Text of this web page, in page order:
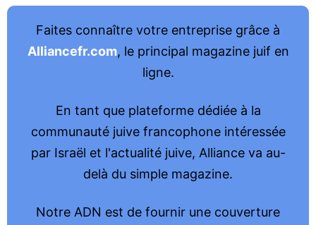
Faites connaître votre entreprise grâce à
Alliancefr.com, le principal magazine juif en
ligne.
En tant que plateforme dédiée à la
communauté juive francophone intéressée
par Israël et l'actualité juive, Alliance va au-
delà du simple magazine.
Notre ADN est de fournir une couverture